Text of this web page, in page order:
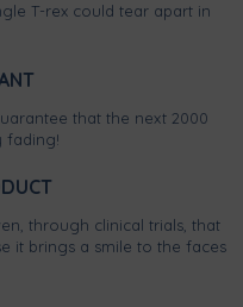
T-rex could tear apart in
that the next 2000
fading!
through clinical trials, that
it brings a smile to the faces